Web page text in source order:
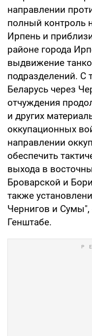
направлении
полный контроль
Ирпень и
районе города
выдвижение
подразделений. С
Беларусь через
отчуждения
и других
оккупационных
направлении
обеспечить
выхода в
Броварской и
также
Чернигов и
Генштабе.